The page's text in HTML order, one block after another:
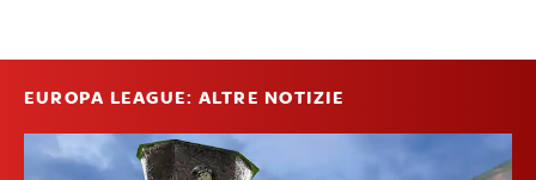
EUROPA LEAGUE: ALTRE NOTIZIE